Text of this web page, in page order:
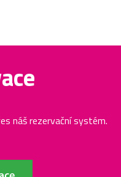
náš rezervační systém.